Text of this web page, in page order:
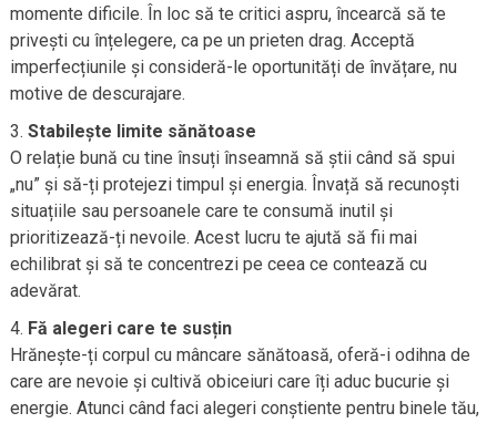
momente dificile. În loc să te critici aspru, încearcă să te
privești cu înțelegere, ca pe un prieten drag. Acceptă
imperfecțiunile și consideră-le oportunități de învățare, nu
motive de descurajare.
Stabilește limite sănătoase
O relație bună cu tine însuți înseamnă să știi când să spui
„nu” și să-ți protejezi timpul și energia. Învață să recunoști
situațiile sau persoanele care te consumă inutil și
prioritizează-ți nevoile. Acest lucru te ajută să fii mai
echilibrat și să te concentrezi pe ceea ce contează cu
adevărat.
Fă alegeri care te susțin
Hrănește-ți corpul cu mâncare sănătoasă, oferă-i odihna de
care are nevoie și cultivă obiceiuri care îți aduc bucurie și
energie. Atunci când faci alegeri conștiente pentru binele tău,